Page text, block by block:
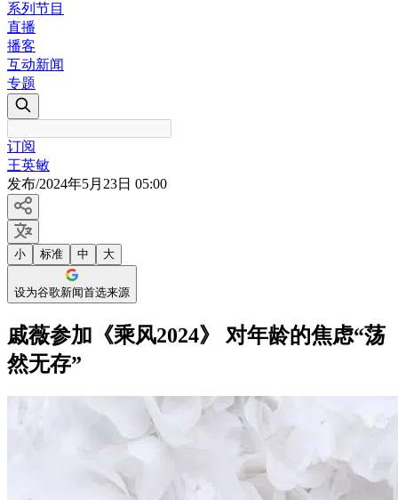
系列节目
直播
播客
互动新闻
专题
订阅
王英敏
发布/2024年5月23日 05:00
小 标准 中 大
设为谷歌新闻首选来源
戚薇参加《乘风2024》 对年龄的焦虑“荡
然无存”